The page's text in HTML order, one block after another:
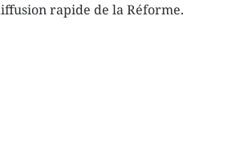
rapide de la Réforme.